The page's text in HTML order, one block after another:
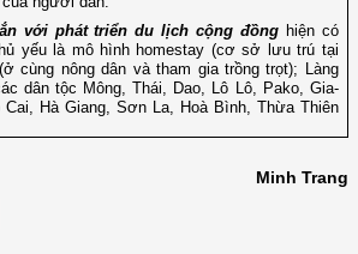
với phát triển du lịch cộng đồng hiện có
yếu là mô hình homestay (cơ sở lưu trú tại
cùng nông dân và tham gia trồng trọt); Làng
dân tộc Mông, Thái, Dao, Lô Lô, Pako, Gia-
Hà Giang, Sơn La, Hoà Bình, Thừa Thiên
Minh Trang